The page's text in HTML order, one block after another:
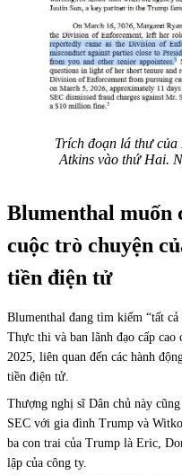
Trích đoạn lá thư
Atkins vào thứ Hai.
Blumenthal muốn
cuộc trò chuyện
tiền điện tử
Blumenthal đang tìm kiếm “tất
Thực thi và ban lãnh đạo cấp cao
2025, liên quan đến các hành
tiền điện tử.
Thượng nghị sĩ Dân chủ này
SEC với gia đình Trump và
ba con trai của Trump là Eric,
lập của công ty.